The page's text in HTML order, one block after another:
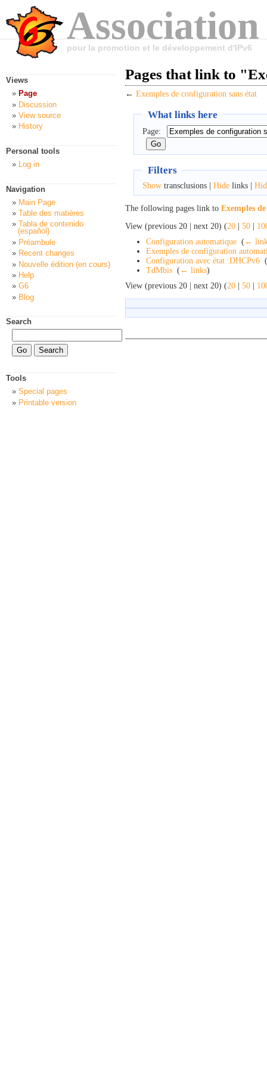
pour la promotion et le développement d'IPv6
Pages that link to
← Exemples de configuration sans état
What links here
Page:
Filters
Showtransclusions | Hidelinks |
The following pages link to Exemples
View (previous 20 | next 20) (20 | 50 |
Configuration automatique ( ←
Exemples de configuration
Configuration avec état :DHCPv6 (
TdMbis ( ← links)
View (previous 20 | next 20) (20 | 50 |
Views
Page
Discussion
View source
History
Personal tools
Log in
Navigation
Main Page
Table des matières
Tabla de contenido
(español)
Préambule
Recent changes
Nouvelle édition (en cours)
Help
G6
Blog
Search
Tools
Special pages
Printable version